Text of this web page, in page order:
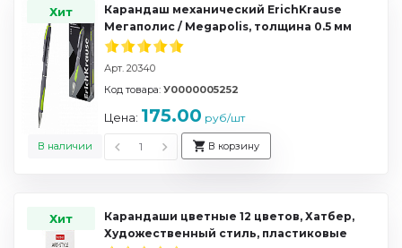
Хит
Карандаш механический ErichKrause
Мегаполис / Megapolis, толщина 0.5 мм
Арт. 20340
В наличии
Код товара: У0000005252
Цена: 175.00 руб/шт
В корзину
Хит
Карандаши цветные 12 цветов, Хатбер,
Художественный стиль, пластиковые